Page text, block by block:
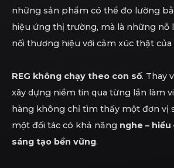
những sản phẩm có thể đo lường
hiệu ứng thị trường, mà là những nỗ
nối thương hiệu với cảm xúc thật của
REG không chạy theo con số. Thay
xây dựng niềm tin qua từng lần làm
hàng không chỉ tìm thấy một đơn vị
một đối tác có khả năng nghe – hiểu
sáng tạo bền vững.